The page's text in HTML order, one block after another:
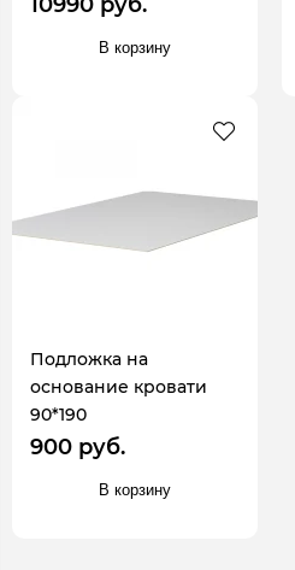
В корзину
Подложка на
основание кровати
90*190
900 руб.
В корзину